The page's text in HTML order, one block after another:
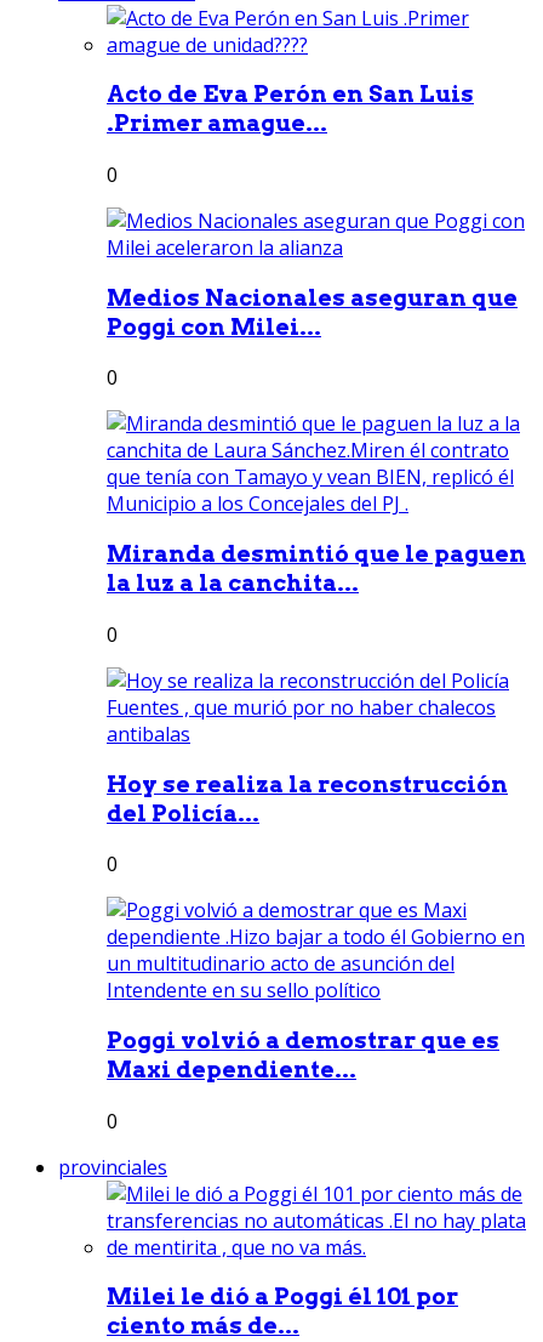
Acto de Eva Perón en San Luis
.Primer amague...
0
Medios Nacionales aseguran que
Poggi con Milei...
0
Miranda desmintió que le paguen
la luz a la canchita...
0
Hoy se realiza la reconstrucción
del Policía...
0
Poggi volvió a demostrar que es
Maxi dependiente...
0
provinciales
Milei le dió a Poggi él 101 por
ciento más de...